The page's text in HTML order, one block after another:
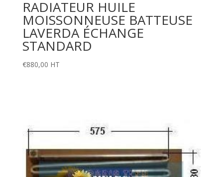
RADIATEUR HUILE
MOISSONNEUSE BATTEUSE
LAVERDA ÉCHANGE
STANDARD
€880,00 HT